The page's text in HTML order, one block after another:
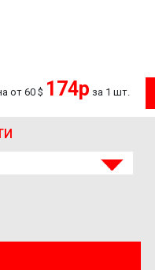
от 60 $ 174р за 1 шт.